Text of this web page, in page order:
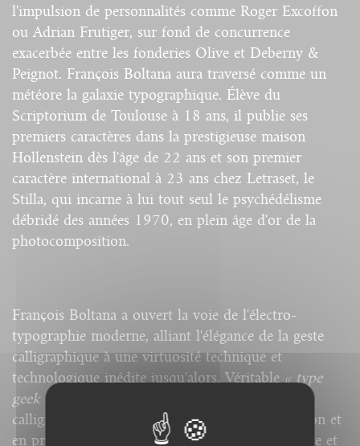
l'impulsion de personnalités comme Roger Excoffon
ou Adrian Frutiger, sur fond de concurrence
exacerbée entre les fonderies Olive et Deberny &
Peignot. François Boltana aura traversé comme un
météore la galaxie typographique. Élève du
Scriptorium de Toulouse à 18 ans, il publie ses
premiers caractères dans la prestigieuse maison
Hollenstein dès l'âge de 22 ans et son premier
caractère international à 23 ans chez Letraset, le
Stilla, qui incarne à lui tout seul le psychédélisme
débridé des années 1970, en plein âge d'or de la
photocomposition.
François Boltana a ouvert la voie de l'électro-
typographie moderne, alliant l'élégance de la geste
calligraphique à une virtuosité technique et
technologique inédite jusqu'alors. Véritable « type
geek »
calligraphie prodige de l'Anglais Joseph Champion et
en propose l'année suivante une version complète et